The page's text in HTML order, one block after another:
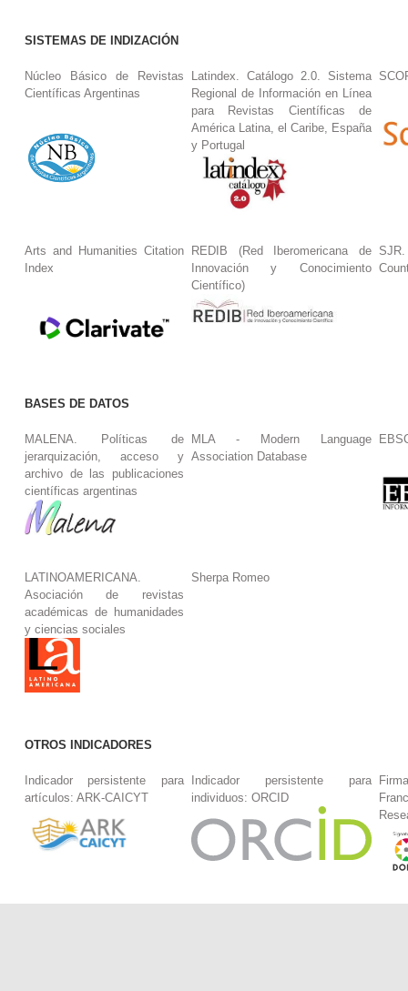
SISTEMAS DE INDIZACIÓN
Núcleo Básico de Revistas
Científicas Argentinas
Latindex. Catálogo 2.0. Sistema
Regional de Información en Línea
para Revistas Científicas de
América Latina, el Caribe, España
y Portugal
Arts and Humanities Citation
Index
REDIB (Red Iberomericana de
Innovación y Conocimiento
Científico)
BASES DE DATOS
MALENA. Políticas de
jerarquización, acceso y
archivo de las publicaciones
científicas argentinas
MLA - Modern Language
Association Database
LATINOAMERICANA.
Asociación de revistas
académicas de humanidades
y ciencias sociales
Sherpa Romeo
OTROS INDICADORES
Indicador persistente para
artículos: ARK-CAICYT
Indicador persistente para
individuos: ORCID